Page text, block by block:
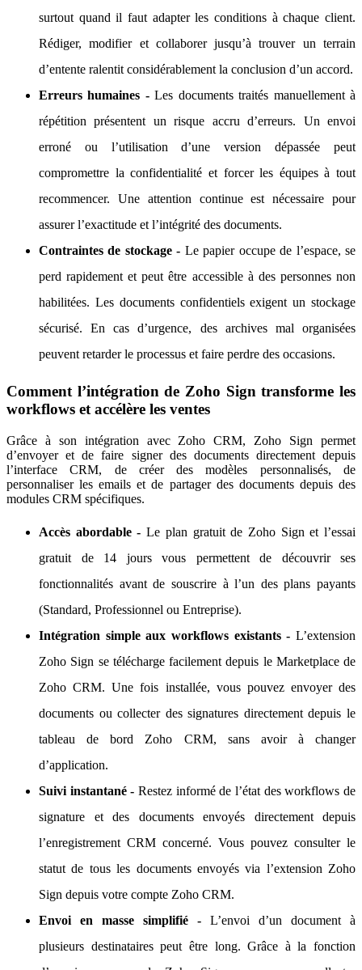
surtout quand il faut adapter les conditions à chaque client.
Rédiger, modifier et collaborer jusqu’à trouver un terrain
d’entente ralentit considérablement la conclusion d’un accord.
Erreurs humaines -Les documents traités manuellement à
répétition présentent un risque accru d’erreurs. Un envoi
erroné ou l’utilisation d’une version dépassée peut
compromettre la confidentialité et forcer les équipes à tout
recommencer. Une attention continue est nécessaire pour
assurer l’exactitude et l’intégrité des documents.
Contraintes de stockage - Le papier occupe de l’espace, se
perd rapidement et peut être accessible à des personnes non
habilitées. Les documents confidentiels exigent un stockage
sécurisé. En cas d’urgence, des archives mal organisées
peuvent retarder le processus et faire perdre des occasions.
Comment l’intégration de Zoho Sign transforme les
workflows et accélère les ventes
Grâce à son intégration avec Zoho CRM, Zoho Sign permet
d’envoyer et de faire signer des documents directement depuis
l’interface CRM, de créer des modèles personnalisés, de
personnaliser les emails et de partager des documents depuis des
modules CRM spécifiques.
Accès abordable -Le plan gratuit de Zoho Sign et l’essai
gratuit de 14 jours vous permettent de découvrir ses
fonctionnalités avant de souscrire à l’un des plans payants
(Standard, Professionnel ou Entreprise).
Intégration simple aux workflows existants - L’extension
Zoho Sign se télécharge facilement depuis le Marketplace de
Zoho CRM. Une fois installée, vous pouvez envoyer des
documents ou collecter des signatures directement depuis le
tableau de bord Zoho CRM, sans avoir à changer
d’application.
Suivi instantané - Restez informé de l’état des workflows de
signature et des documents envoyés directement depuis
l’enregistrement CRM concerné. Vous pouvez consulter le
statut de tous les documents envoyés via l’extension Zoho
Sign depuis votre compte Zoho CRM.
Envoi en masse simplifié - L’envoi d’un document à
plusieurs destinataires peut être long. Grâce à la fonction